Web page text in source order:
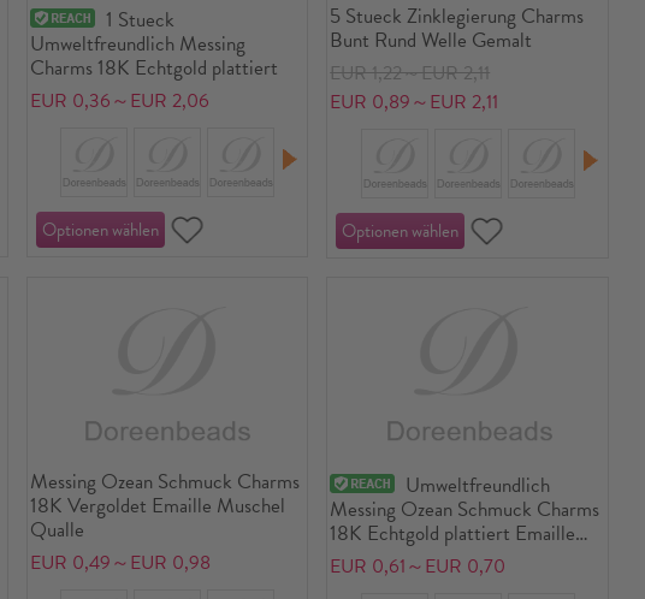
1 Stueck
Umweltfreundlich Messing
Charms 18K Echtgold plattiert
EUR 0,36～EUR 2,06
5 Stueck Zinklegierung Charms
Bunt Rund Welle Gemalt
EUR 1,22～EUR 2,11
EUR 0,89～EUR 2,11
Messing Ozean Schmuck Charms
18K Vergoldet Emaille Muschel
Qualle
EUR 0,49～EUR 0,98
Umweltfreundlich
Messing Ozean Schmuck Charms
18K Echtgold plattiert Emaille
Fisch Perlmuttartig Klar
Kubischer Zirkon 19mm x 6mm
EUR 0,61～EUR 0,70